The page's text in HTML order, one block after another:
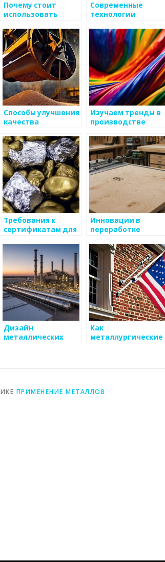
Почему стоит
использовать
производственном
процессе
Современные
технологии
металлических
изделий
Способы улучшения
качества
Изучаем тренды в
производстве
изделий
Требования к
сертификатам для
изделий
Инновации в
переработке
металлов
Дизайн
металлических
Как
металлургические
ПРИМЕНЕНИЕ МЕТАЛЛОВ